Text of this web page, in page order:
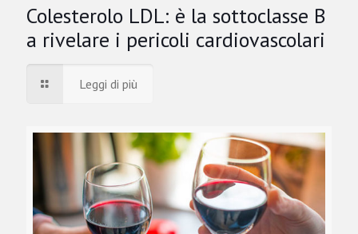
Colesterolo LDL: è la sottoclasse B
a rivelare i pericoli cardiovascolari
Leggi di più